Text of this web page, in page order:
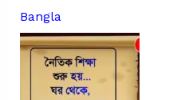
Bangla